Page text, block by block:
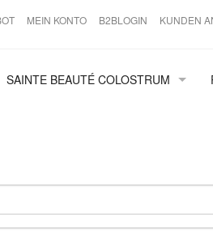
MEIN KONTO B2BLOGIN KUNDEN
SAINTE BEAUTÉ COLOSTRUM